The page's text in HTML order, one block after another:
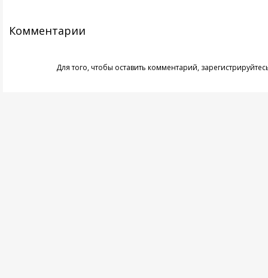
Комментарии
Для того, чтобы оставить комментарий,